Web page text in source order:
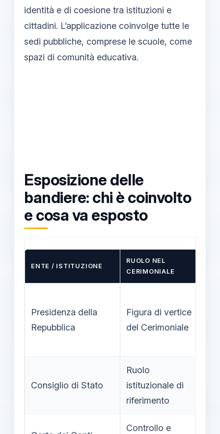
identità e di coesione tra istituzioni e
cittadini. L’applicazione coinvolge tutte le
sedi pubbliche, comprese le scuole, come
spazi di comunità educativa.
Esposizione delle
bandiere: chi è coinvolto
e cosa va esposto
ENTE / ISTITUZIONE
RUOLO NEL
CERIMONIALE
Presidenza della
Repubblica
Figura di vertice
del Cerimoniale
Consiglio di Stato
Ruolo
istituzionale di
riferimento
Controllo e